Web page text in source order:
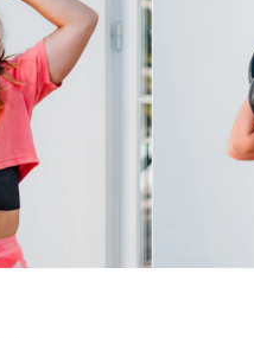
Tainton
Eksvärd
Berghagen
Tainton
Persson